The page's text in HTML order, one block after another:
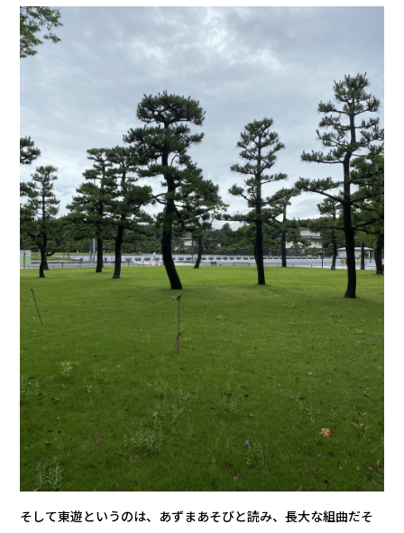
そして東遊というのは、あずまあそびと読み、長大な組曲だそ